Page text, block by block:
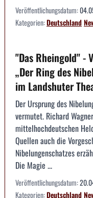
Veröffentlichungsdatum:
Kategorien:Deutschland
"Das Rheingold" -
„Der Ring des
im Landshuter
Der Ursprung des
vermutet. Richard
mittelhochdeutschen
Quellen auch die
Nibelungenschatzes
Die Magie ...
Veröffentlichungsdatum:
Kategorien:Deutschland